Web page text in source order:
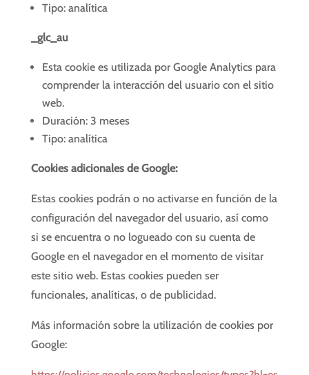
Tipo: analítica
_glc_au
Esta cookie es utilizada por Google Analytics para
comprender la interacción del usuario con el sitio
web.
Duración: 3 meses
Tipo: analítica
Cookies adicionales de Google:
Estas cookies podrán o no activarse en función de la
configuración del navegador del usuario, así como
si se encuentra o no logueado con su cuenta de
Google en el navegador en el momento de visitar
este sitio web. Estas cookies pueden ser
funcionales, analíticas, o de publicidad.
Más información sobre la utilización de cookies por
Google: